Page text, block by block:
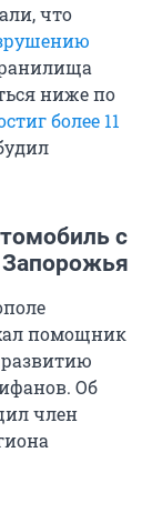
что
ниже по
более 11
с
помощник
Об
член